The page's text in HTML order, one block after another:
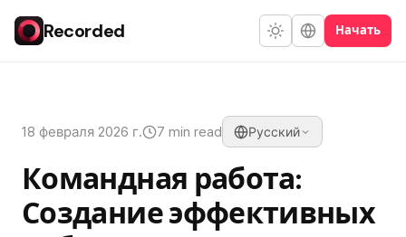
Recorded Начать
18 февраля 2026 г. 7 min read Русский
Командная работа:
Создание эффективных